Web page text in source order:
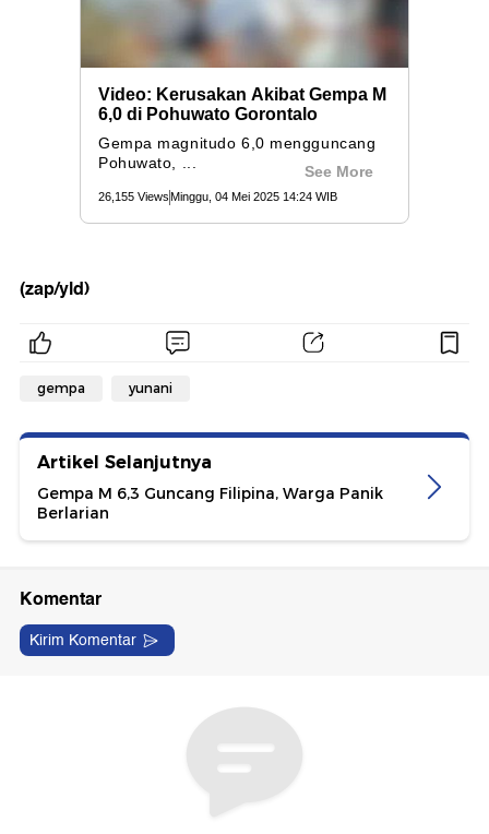
(zap/yld)
gempa yunani
Artikel Selanjutnya
Gempa M 6,3 Guncang Filipina, Warga Panik
Berlarian